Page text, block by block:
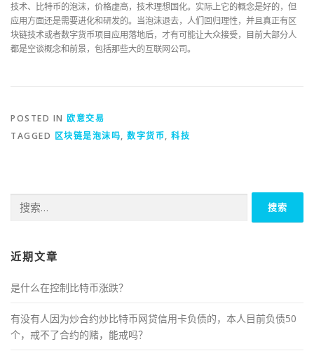
技术、比特币的泡沫，价格虚高，技术理想国化。实际上它的概念是好的，但
应用方面还是需要进化和研发的。当泡沫退去，人们回归理性，并且真正有区
块链技术或者数字货币项目应用落地后，才有可能让大众接受，目前大部分人
都是空谈概念和前景，包括那些大的互联网公司。
POSTED IN 欧意交易
TAGGED 区块链是泡沫吗, 数字货币, 科技
索：
近期文章
是什么在控制比特币涨跌？
有没有人因为炒合约炒比特币网贷信用卡负债的，本人目前负债50
个，戒不了合约的赌，能戒吗？